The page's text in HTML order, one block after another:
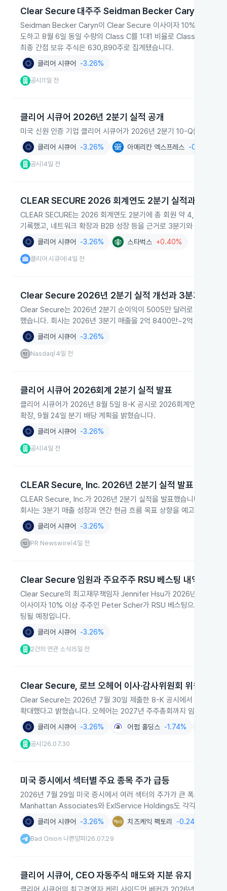
Clear Secure 대주주 Seidman Becker Caryn의 주식
Seidman Becker Caryn이 Clear Secure 이사이자 10% 이상 대
도하고 8월 6일 동일 수량의 Class C를 1대1 비율로 Class A로 교
최종 간접 보유 주식은 630,890주로 집계됐습니다.
클리어 시큐어 -3.26%
공시 |1일 전
클리어 시큐어 2026년 2분기 실적 공개
미국 신원 인증 기업 클리어 시큐어가 2026년 2분기 10-Q를 제출하
클리어 시큐어 -3.26% 아메리칸 엑스프레스 -0.49%
공시 4일 전
CLEAR SECURE 2026 회계연도 2분기 실적과 가이던
CLEAR SECURE는 2026 회계연도 2분기에 총 회원 약 4,400만
기록했고, 네트워크 확장과 B2B 성장 등을 근거로 3분기와 연간 가이
클리어 시큐어 -3.26% 스타벅스 +0.40%
클리어 시큐어 4일 전
Clear Secure 2026년 2분기 실적 개선과 3분기 가이
Clear Secure는 2026년 2분기 순이익이 5005만 달러로 2025년
했습니다. 회사는 2026년 3분기 매출을 2억 8400만~2억 8700만
클리어 시큐어 -3.26%
Nasdaq 4일 전
클리어 시큐어 2026회계 2분기 실적 발표
클리어 시큐어가 2026년 8월 5일 8-K 공시로 2026회계연도 2분기
확장, 9월 24일 분기 배당 계획을 밝혔습니다.
클리어 시큐어 -3.26%
공시 4일 전
CLEAR Secure, Inc. 2026년 2분기 실적 발표
CLEAR Secure, Inc.가 2026년 2분기 실적을 발표했습니다. 매출
회사는 3분기 매출 성장과 연간 현금 흐름 목표 상향을 예고했습니다.
클리어 시큐어 -3.26%
PR Newswire 4일 전
Clear Secure 임원과 주요주주 RSU 베스팅 내역
Clear Secure의 최고재무책임자 Jennifer Hsu가 2026년 8월 1일
이사이자 10% 이상 주주인 Peter Scher가 RSU 베스팅으로 5,636
팅될 예정입니다.
클리어 시큐어 -3.26%
2건의 연관 소식 5일 전
Clear Secure, 로브 오헤어 이사·감사위원회 위원 임명
Clear Secure는 2026년 7월 30일 제출한 8-K 공시에서 Affirm의
확대했다고 밝혔습니다. 오헤어는 2027년 주주총회까지 임기를 수행
클리어 시큐어 -3.26% 어펌 홀딩스 -1.74%
공시 26.07.30
미국 증시에서 섹터별 주요 종목 주가 급등
2026년 7월 29일 미국 증시에서 여러 섹터의 주가가 큰 폭으로 상
Manhattan Associates와 ExlService Holdings도 각각 21.32%,
클리어 시큐어 -3.26% 치즈케익 팩토리 -0.24%
Bad Onion 나쁜양파| 26.07.29
클리어 시큐어, CEO 자동주식 매도와 지분 유지